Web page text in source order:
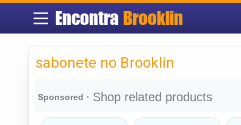
Encontra Brooklin
sabonete no Brooklin